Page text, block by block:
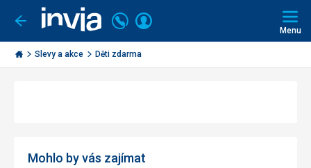
Jít
zpět
Invia.cz
Volejte
226
000
290
Přihlásit
Menu
Slevy a akce Děti zdarma
Mohlo by vás zajímat